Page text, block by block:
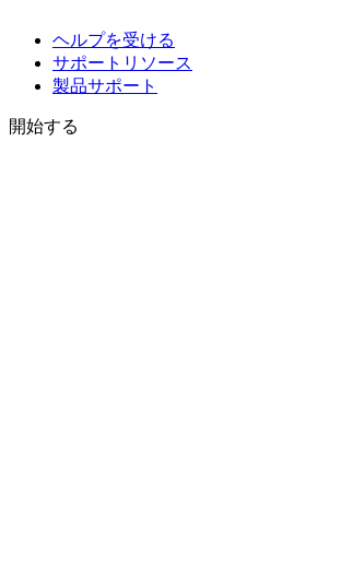
ヘルプを受ける
サポートリソース
製品サポート
開始する